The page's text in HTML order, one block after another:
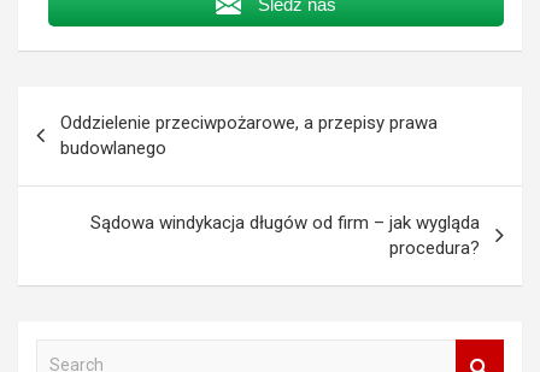
Śledź nas
wpisu
Oddzielenie przeciwpożarowe, a przepisy prawa
budowlanego
Sądowa windykacja długów od firm – jak wygląda
procedura?